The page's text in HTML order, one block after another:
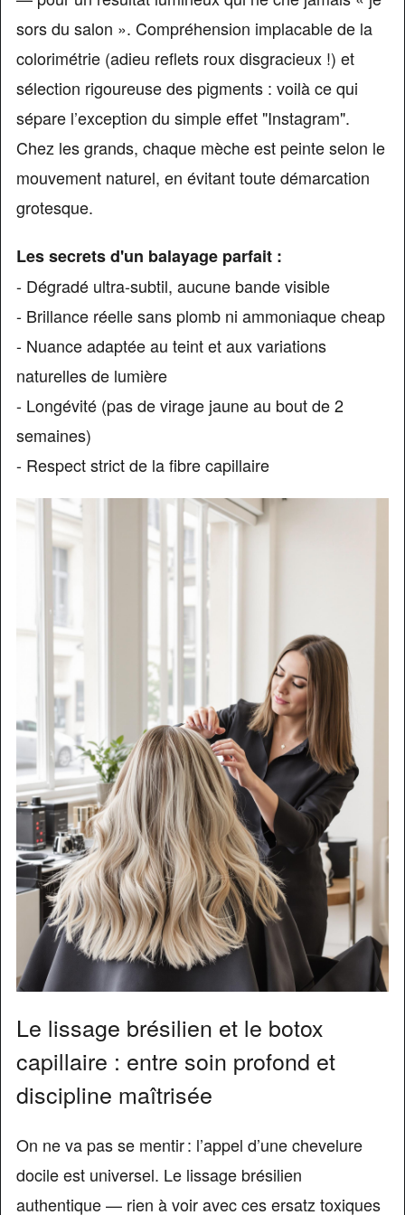
sors du salon ». Compréhension implacable de la
colorimétrie (adieu reflets roux disgracieux !) et
sélection rigoureuse des pigments : voilà ce qui
sépare l’exception du simple effet "Instagram".
Chez les grands, chaque mèche est peinte selon le
mouvement naturel, en évitant toute démarcation
grotesque.
Les secrets d'un balayage parfait :
- Dégradé ultra-subtil, aucune bande visible
- Brillance réelle sans plomb ni ammoniaque cheap
- Nuance adaptée au teint et aux variations
naturelles de lumière
- Longévité (pas de virage jaune au bout de 2
semaines)
- Respect strict de la fibre capillaire
Le lissage brésilien et le botox
capillaire : entre soin profond et
discipline maîtrisée
On ne va pas se mentir : l’appel d’une chevelure
docile est universel. Le lissage brésilien
authentique — rien à voir avec ces ersatz toxiques